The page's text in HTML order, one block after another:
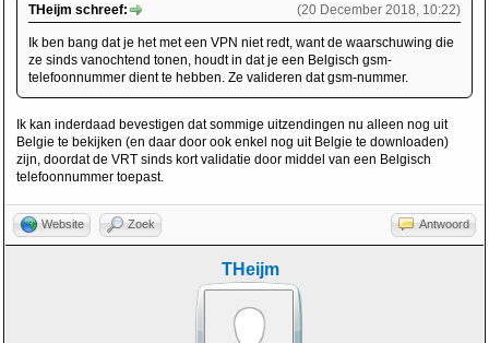
(20 December 2018, 10:22)
THeijm schreef:
Ik ben bang dat je het met een VPN niet redt, want de waarschuwing die
ze sinds vanochtend tonen, houdt in dat je een Belgisch gsm-
telefoonnummer dient te hebben. Ze valideren dat gsm-nummer.
Ik kan inderdaad bevestigen dat sommige uitzendingen nu alleen nog uit
Belgie te bekijken (en daar door ook enkel nog uit Belgie te downloaden)
zijn, doordat de VRT sinds kort validatie door middel van een Belgisch
telefoonnummer toepast.
Website Zoek Antwoord
THeijm